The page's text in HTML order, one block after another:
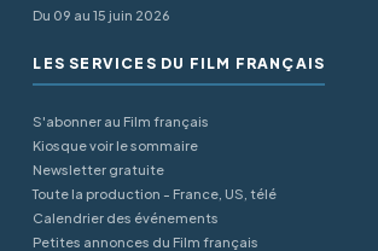
Du 09 au 15 juin 2026
LES SERVICES DU FILM FRANÇAIS
S'abonner au Film français
Kiosque voir le sommaire
Newsletter gratuite
Toute la production - France, US, télé
Calendrier des événements
Petites annonces du Film français